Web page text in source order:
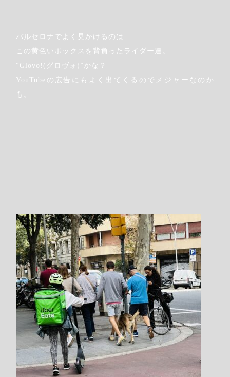
Step.5
申込画面の
必要事項を入力していきます
バルセロナでよく見かけるのは
この黄色いボックスを背負ったライダー達。
“Glovo!(グロヴォ)”かな？
YouTubeの広告にもよく出てくるのでメジャーなのか
も。